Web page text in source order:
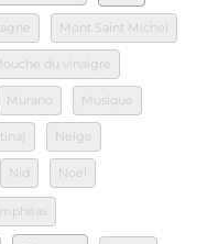
Mont Saint Michel
du vinaigre
Murano Musique
Neige
Nid Noel